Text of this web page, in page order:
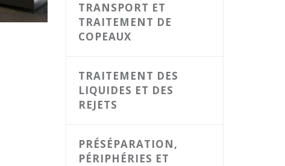
TRANSPORT ET
TRAITEMENT DE
COPEAUX
TRAITEMENT DES
LIQUIDES ET DES
REJETS
PRÉSÉPARATION,
PÉRIPHÉRIES ET